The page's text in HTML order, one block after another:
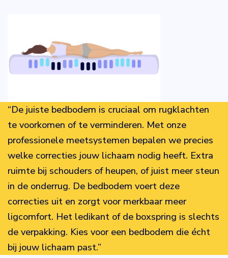
“De juiste bedbodem is cruciaal om rugklachten
te voorkomen of te verminderen. Met onze
professionele meetsystemen bepalen we precies
welke correcties jouw lichaam nodig heeft. Extra
ruimte bij schouders of heupen, of juist meer steun
in de onderrug. De bedbodem voert deze
correcties uit en zorgt voor merkbaar meer
ligcomfort. Het ledikant of de boxspring is slechts
de verpakking. Kies voor een bedbodem die écht
bij jouw lichaam past.”